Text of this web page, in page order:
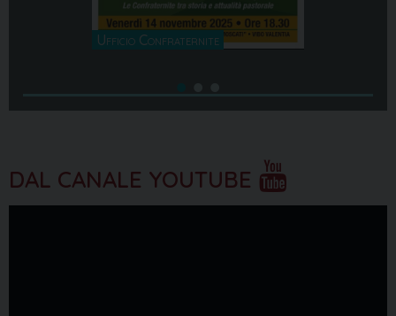
Ufficio Confraternite
DAL CANALE YOUTUBE